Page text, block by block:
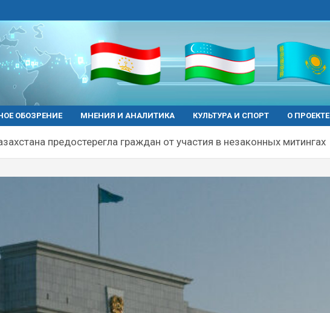
ОБОЗРЕНИЕ МНЕНИЯ И АНАЛИТИКА КУЛЬТУРА И СПОРТ О ПРОЕКТЕ
предостерегла граждан от участия в незаконных митингах